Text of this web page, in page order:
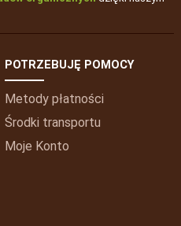
POTRZEBUJĘ POMOCY
Metody płatności
Środki transportu
Moje Konto